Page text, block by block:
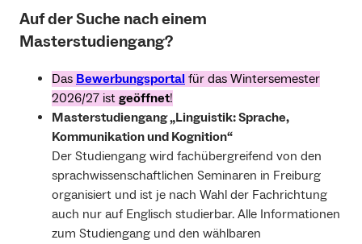
Auf der Suche nach einem
Masterstudiengang?
Das Bewerbungsportal für das Wintersemester
2026/27 ist geöffnet!
Masterstudiengang „Linguistik: Sprache,
Kommunikation und Kognition“
Der Studiengang wird fachübergreifend von den
sprachwissenschaftlichen Seminaren in Freiburg
organisiert und ist je nach Wahl der Fachrichtung
auch nur auf Englisch studierbar. Alle Informationen
zum Studiengang und den wählbaren